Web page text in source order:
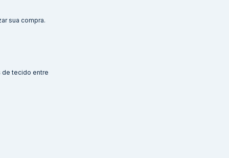
sua compra.
de tecido entre